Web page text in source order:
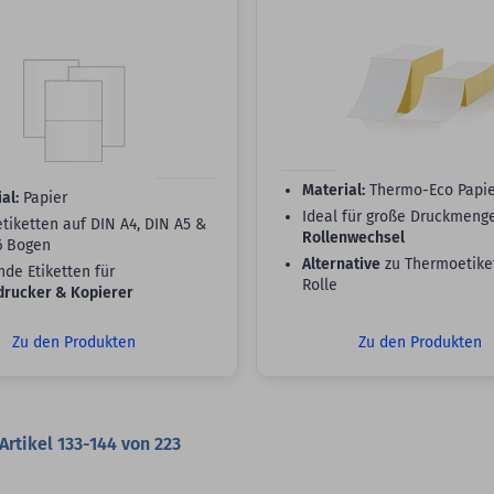
Papier
auf DIN A4, DIN A5 &
Bogen
Etiketten für
& Kopierer
Zu den Produkten
Material: Thermo-Eco
Ideal für große
Rollenwechsel
Alternative zu
Rolle
Zu den Produkten
Artikel133-144 von223